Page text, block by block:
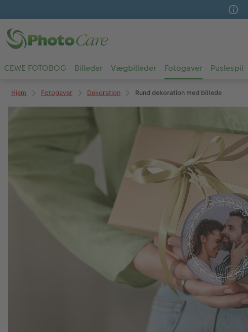
CEWE FOTOBOG Billeder Vægbilleder Fotogaver Puslespil
Hjem Fotogaver Dekoration Rund dekoration med billede